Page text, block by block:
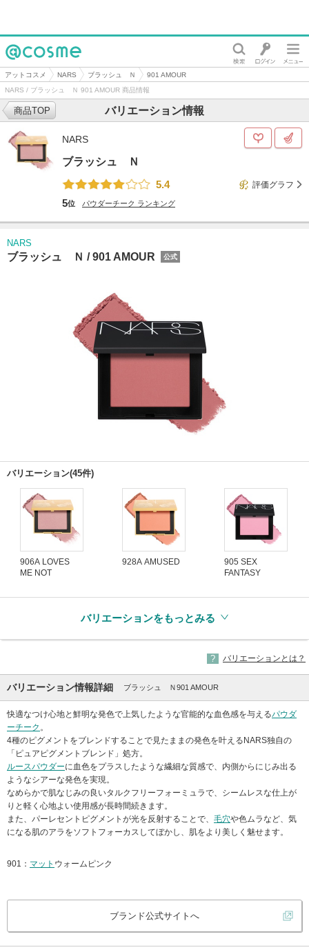
@cosme
アットコスメ NARS ブラッシュ Ｎ
901 AMOUR
NARS / ブラッシュ Ｎ 901 AMOUR 商品情報
バリエーション情報
商品TOP
NARS
ブラッシュ Ｎ
5.4
評価グラフ
5位 パウダーチーク ランキング
NARS
ブラッシュ Ｎ /901 AMOUR 公式
バリエーション(45件)
906A LOVES
ME NOT
928A AMUSED
905 SEX
FANTASY
バリエーションをもっとみる
バリエーションとは？
バリエーション情報詳細 ブラッシュ Ｎ901 AMOUR
快適なつけ心地と鮮明な発色で上気したような官能的な血色感を与えるパウダ
ーチーク 。
4種のピグメントをブレンドすることで見たままの発色を叶えるNARS独自の
「ピュアピグメントブレンド」処方。
ルースパウダーに血色をプラスしたような繊細な質感で、内側からにじみ出る
ようなシアーな発色を実現。
なめらかで肌なじみの良いタルクフリーフォーミュラで、シームレスな仕上が
りと軽く心地よい使用感が長時間続きます。
また、パーレセントピグメントが光を反射することで、 毛穴や色ムラなど、気
になる肌のアラをソフトフォーカスしてぼかし、肌をより美しく魅せます。
901： マット ウォームピンク
ブランド公式サイトへ